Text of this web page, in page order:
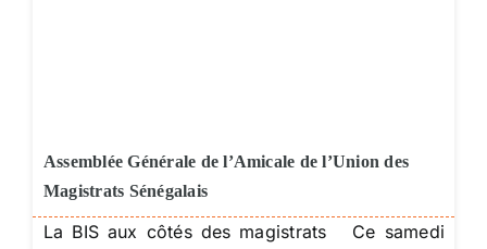
Assemblée Générale de l’Amicale de l’Union des
Magistrats Sénégalais
La BIS aux côtés des magistrats Ce samedi